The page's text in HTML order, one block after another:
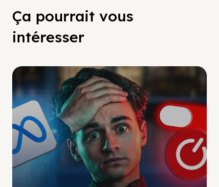
Ça pourrait vous
intéresser
Social Scaling